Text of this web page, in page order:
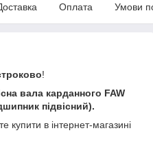
Оплата Умови
!
вала карданного FAW
підвісний).
купити в інтернет-магазині